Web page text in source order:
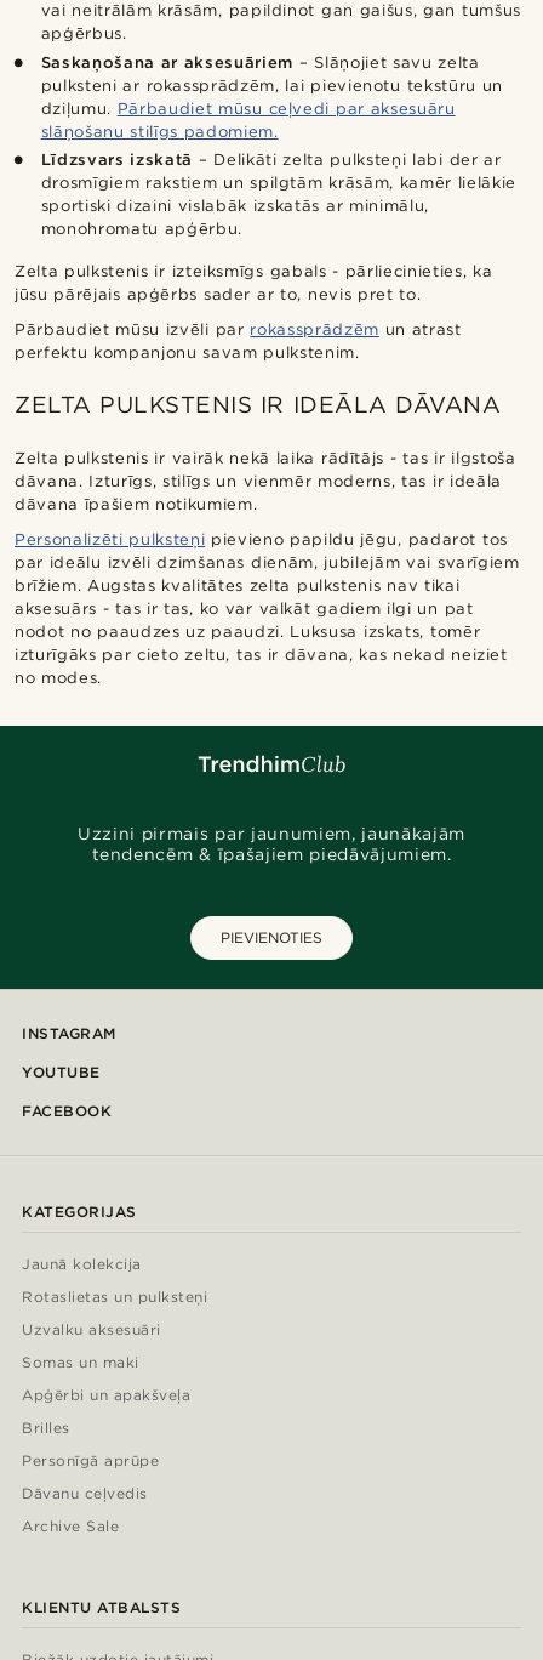
vai neitrālām krāsām, papildinot gan gaišus, gan tumšus
apģērbus.
Saskaņošana ar aksesuāriem – Slāņojiet savu zelta
pulksteni ar rokassprādzēm, lai pievienotu tekstūru un
dziļumu. Pārbaudiet mūsu ceļvedi par aksesuāru
slāņošanu stilīgs padomiem.
Līdzsvars izskatā – Delikāti zelta pulksteņi labi der ar
drosmīgiem rakstiem un spilgtām krāsām, kamēr lielākie
sportiski dizaini vislabāk izskatās ar minimālu,
monohromatu apģērbu.
Zelta pulkstenis ir izteiksmīgs gabals - pārliecinieties, ka
jūsu pārējais apģērbs sader ar to, nevis pret to.
Pārbaudiet mūsu izvēli par rokassprādzēm un atrast
perfektu kompanjonu savam pulkstenim.
ZELTA PULKSTENIS IR IDEĀLA DĀVANA
Zelta pulkstenis ir vairāk nekā laika rādītājs - tas ir ilgstoša
dāvana. Izturīgs, stilīgs un vienmēr moderns, tas ir ideāla
dāvana īpašiem notikumiem.
Personalizēti pulksteņi pievieno papildu jēgu, padarot tos
par ideālu izvēli dzimšanas dienām, jubilejām vai svarīgiem
brīžiem. Augstas kvalitātes zelta pulkstenis nav tikai
aksesuārs - tas ir tas, ko var valkāt gadiem ilgi un pat
nodot no paaudzes uz paaudzi. Luksusa izskats, tomēr
izturīgāks par cieto zeltu, tas ir dāvana, kas nekad neiziet
no modes.
Uzzini pirmais par jaunumiem, jaunākajām
tendencēm & īpašajiem piedāvājumiem.
PIEVIENOTIES
INSTAGRAM
YOUTUBE
FACEBOOK
KATEGORIJAS
Jaunā kolekcija
Rotaslietas un pulksteņi
Uzvalku aksesuāri
Somas un maki
Apģērbi un apakšveļa
Brilles
Personīgā aprūpe
Dāvanu ceļvedis
Archive Sale
KLIENTU ATBALSTS